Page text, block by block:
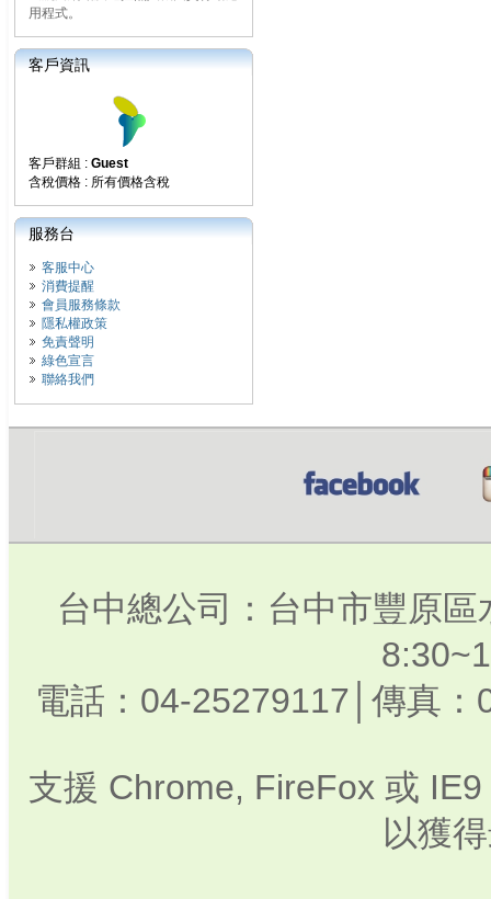
用程式。
客戶資訊
客戶群組 : Guest
含稅價格 : 所有價格含稅
服務台
客服中心
消費提醒
會員服務條款
隱私權政策
免責聲明
綠色宣言
聯絡我們
台中總公司：台中市豐原
電話：04-25279117│傳真
支援 Chrome, FireFox 或
以獲